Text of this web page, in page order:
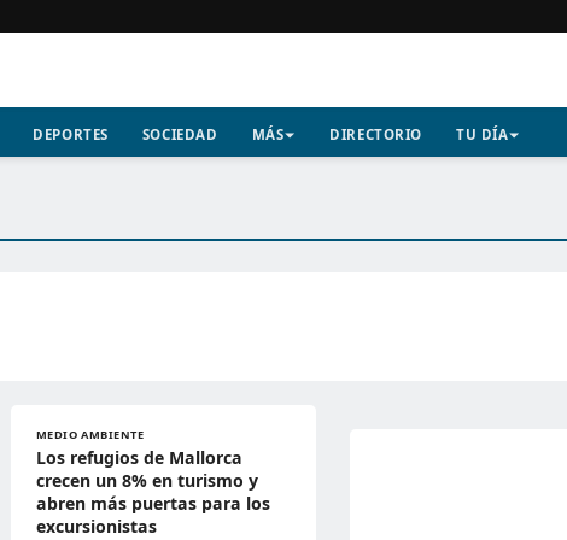
DEPORTES SOCIEDAD MÁS DIRECTORIO TU DÍA
MEDIO AMBIENTE
Los refugios de Mallorca
crecen un 8% en turismo y
abren más puertas para los
excursionistas